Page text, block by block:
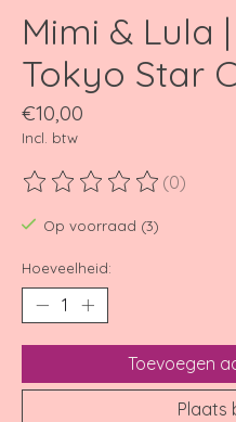
Mimi & Lula
Tokyo Star
€10,00
Incl. btw
De beoordeling van dit
(0)
Op voorraad (3)
Hoeveelheid:
Toevoegen
Plaats